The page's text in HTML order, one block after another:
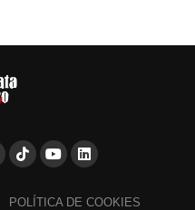
POLÍTICA DE COOKIES